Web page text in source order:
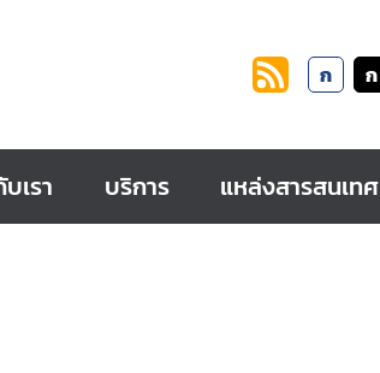
ก ก
เรา บริการ แหล่งสารสนเทศ